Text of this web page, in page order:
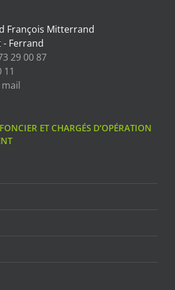
François Mitterrand
- Ferrand
29 00 87
11
ET CHARGÉS D’OPÉRATION